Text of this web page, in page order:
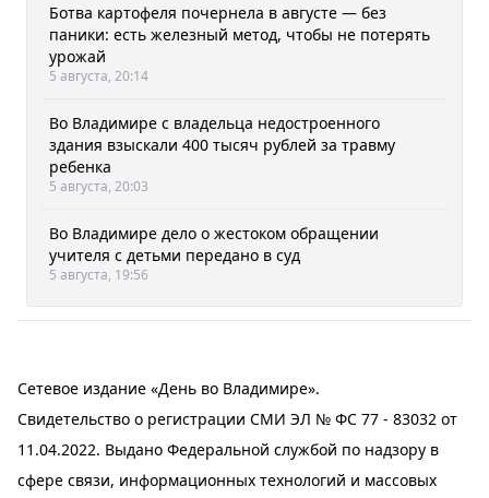
Ботва картофеля почернела в августе — без
паники: есть железный метод, чтобы не потерять
урожай
5 августа, 20:14
Во Владимире с владельца недостроенного
здания взыскали 400 тысяч рублей за травму
ребенка
5 августа, 20:03
Во Владимире дело о жестоком обращении
учителя с детьми передано в суд
5 августа, 19:56
Сетевое издание «День во Владимире».
Свидетельство о регистрации СМИ ЭЛ № ФС 77 - 83032 от
11.04.2022. Выдано Федеральной службой по надзору в
сфере связи, информационных технологий и массовых